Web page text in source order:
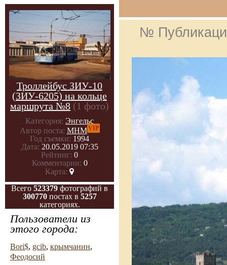
Троллейбус ЗИУ-10
(ЗИУ-6205) на кольце
маршрута №8 (1 фото)
Категория: Энгельс
Автор поста: МНМVIP
Год съемки: 1994
Дата: 20.05.2019 07:35
Рейтинг: 0
Комментарии: 0
Карта:
Всего 523379 фотографий в
300770постах в 5257
категориях.
Пользователи из
этого города:
Bori$, gcib, крымчанин,
Феодосий
№